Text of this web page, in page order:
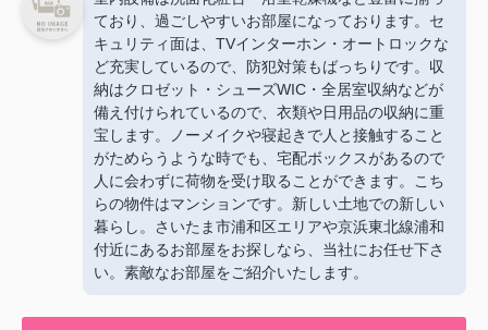
ており、過ごしやすいお部屋になっております。セ
キュリティ面は、TVインターホン・オートロックな
ど充実しているので、防犯対策もばっちりです。収
納はクロゼット・シューズWIC・全居室収納などが
備え付けられているので、衣類や日用品の収納に重
宝します。ノーメイクや寝起きで人と接触すること
がためらうような時でも、宅配ボックスがあるので
人に会わずに荷物を受け取ることができます。こち
らの物件はマンションです。新しい土地での新しい
暮らし。さいたま市浦和区エリアや京浜東北線浦和
付近にあるお部屋をお探しなら、当社にお任せ下さ
い。素敵なお部屋をご紹介いたします。